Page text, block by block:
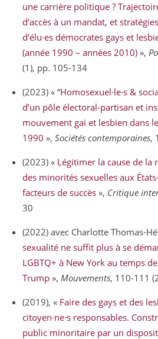
une carrière politique ?
d’accès à un mandat, et
d’élu·es démocrates gays et
(année 1990 – années 2010)»,
(1), pp. 105-134
(2023) «“Homosexuel·le·s &
d’un pôle électoral-partisan et
mouvement gai et lesbien dans
1990»,Sociétés contemporaines,
(2023) « Légitimer la cause de
des minorités sexuelles aux
facteurs de succès», Critique
30
(2022) avec Charlotte Thomas-
sexualité ne suffit plus à se
LGBTQ+ à New York au temps
Trump»,Mouvements, 110-111
(2019), « Faire des gays et des
citoyen·ne·s responsables.
public minoritaire par un